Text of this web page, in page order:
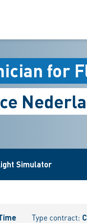
for
Simulator
Type contract: